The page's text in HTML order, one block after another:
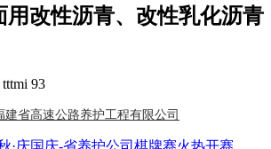
用改性沥青、改性乳化沥青
tttmi 93
·庆国庆-省养护公司棋牌赛火热开赛